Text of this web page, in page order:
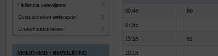
00:46 80
07:55
13:18 61
20:16
Hollandia vaarwijzers
Cursusboeken watersport
Onderhoudsboeken
VEILIGHEID - BEVEILIGING